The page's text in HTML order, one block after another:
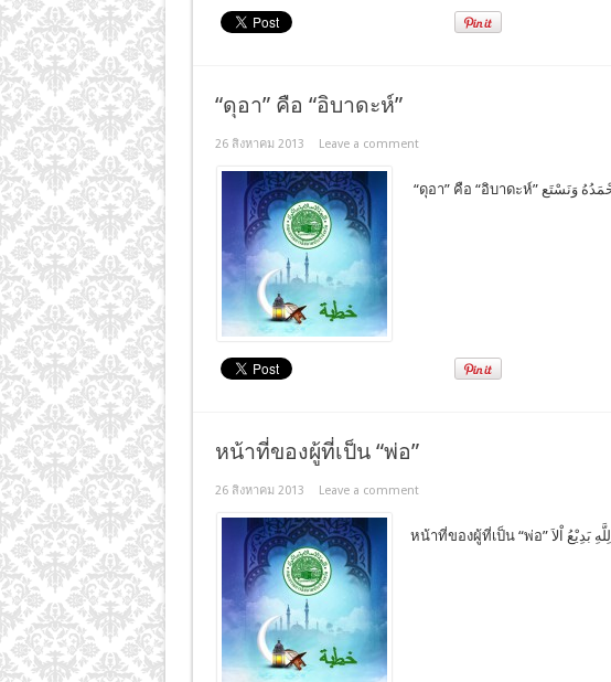
“ดุอา” คือ “อิบาดะห์”
26 สิงหาคม 2013 Leave a comment
หน้าที่ของผู้ที่เป็น “พ่อ”
26 สิงหาคม 2013 Leave a comment